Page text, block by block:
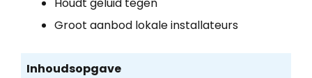
Groot aanbod lokale installateurs
Inhoudsopgave